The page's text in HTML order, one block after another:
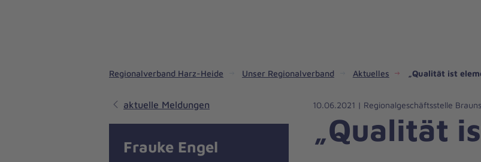
Regionalverband Harz-Heide Unser Regionalverband Aktuelles „Qualität ist
10.06.2021 | Regionalgeschäftsstelle
„Qualität
aktuelle Meldungen
Frauke Engel